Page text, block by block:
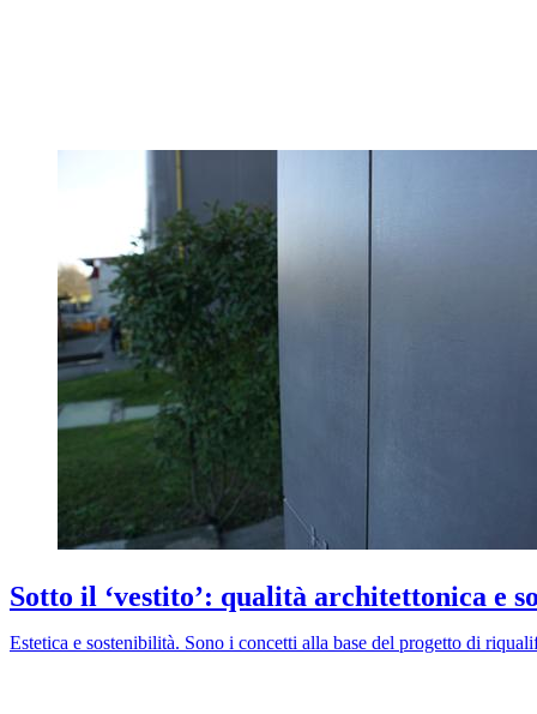
Sotto il ‘vestito’: qualità architettonica e
Estetica e sostenibilità. Sono i concetti alla base del progetto di